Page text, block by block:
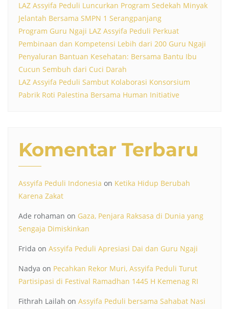
LAZ Assyifa Peduli Luncurkan Program Sedekah Minyak
Jelantah Bersama SMPN 1 Serangpanjang
Program Guru Ngaji LAZ Assyifa Peduli Perkuat
Pembinaan dan Kompetensi Lebih dari 200 Guru Ngaji
Penyaluran Bantuan Kesehatan: Bersama Bantu Ibu
Cucun Sembuh dari Cuci Darah
LAZ Assyifa Peduli Sambut Kolaborasi Konsorsium
Pabrik Roti Palestina Bersama Human Initiative
Komentar Terbaru
Assyifa Peduli Indonesia on Ketika Hidup Berubah
Karena Zakat
Ade rohaman on Gaza, Penjara Raksasa di Dunia yang
Sengaja Dimiskinkan
Frida on Assyifa Peduli Apresiasi Dai dan Guru Ngaji
Nadya on Pecahkan Rekor Muri, Assyifa Peduli Turut
Partisipasi di Festival Ramadhan 1445 H Kemenag RI
Fithrah Lailah on Assyifa Peduli bersama Sahabat Nasi